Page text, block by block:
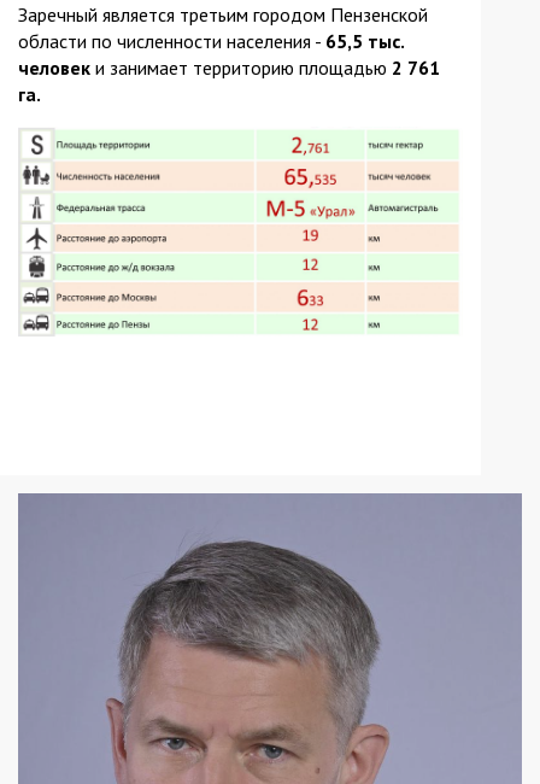
Заречный является третьим городом Пензенской
области по численности населения - 65,5 тыс.
человек и занимает территорию площадью 2 761
га.